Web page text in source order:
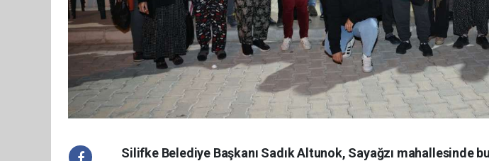
Silifke Belediye Başkanı Sadık Altunok, Sayağzı mahallesinde